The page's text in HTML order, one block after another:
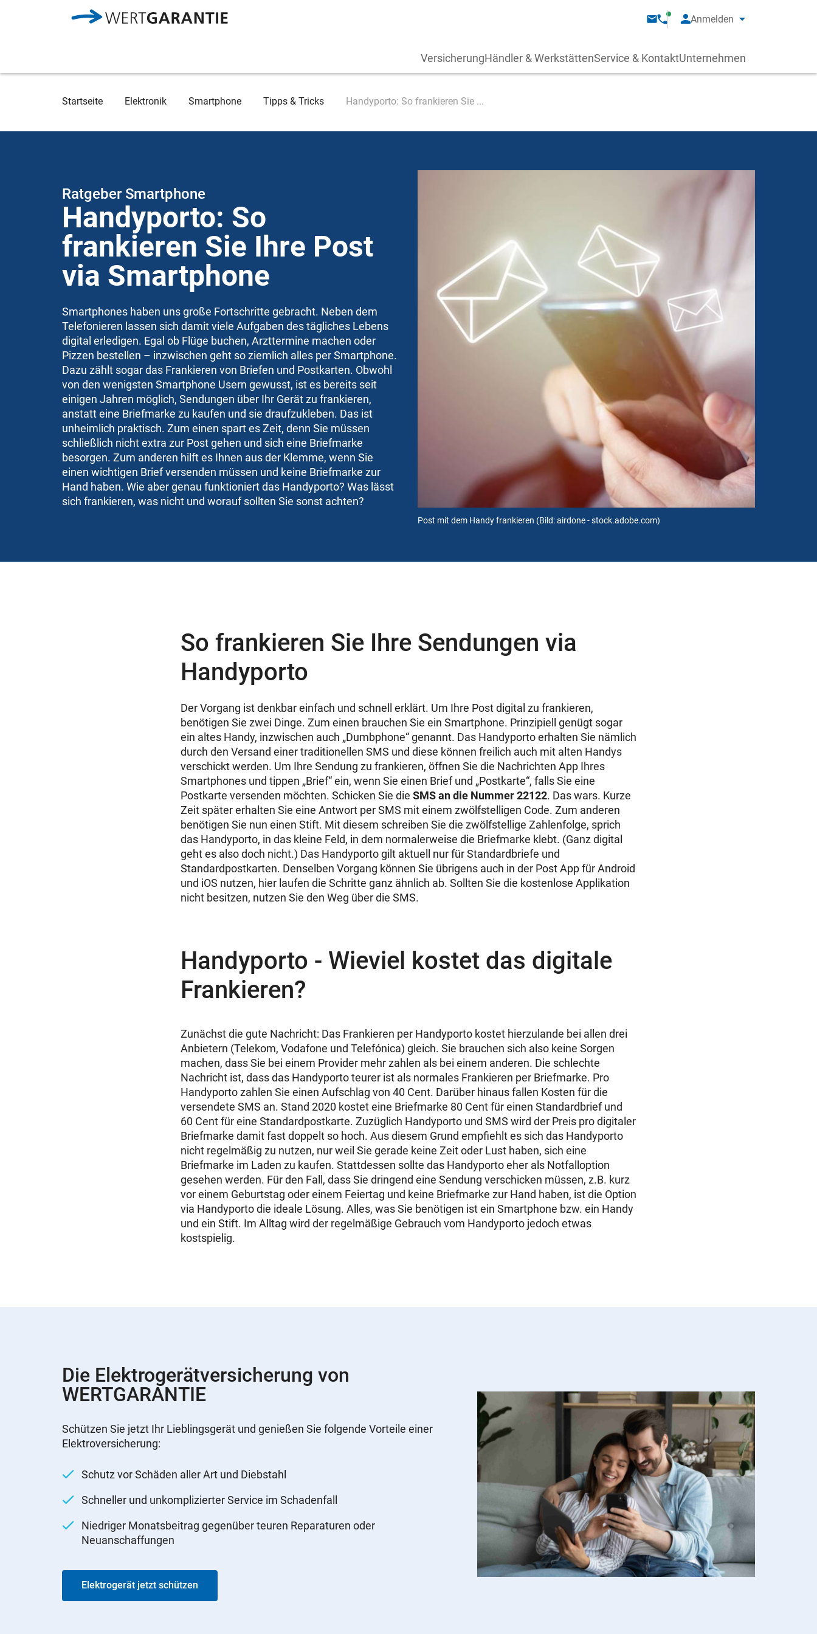
Anmelden
VersicherungHändler & WerkstättenService & KontaktUnternehmen
Breadcrumb
Startseite Elektronik Smartphone Tipps & Tricks Handyporto: So frankieren Sie ...
Post mit dem Handy frankieren (Bild: airdone - stock.adobe.com)
Ratgeber Smartphone
Handyporto: So
frankieren Sie Ihre Post
via Smartphone
Smartphones haben uns große Fortschritte gebracht. Neben dem
Telefonieren lassen sich damit viele Aufgaben des tägliches Lebens
digital erledigen. Egal ob Flüge buchen, Arzttermine machen oder
Pizzen bestellen – inzwischen geht so ziemlich alles per Smartphone.
Dazu zählt sogar das Frankieren von Briefen und Postkarten. Obwohl
von den wenigsten Smartphone Usern gewusst, ist es bereits seit
einigen Jahren möglich, Sendungen über Ihr Gerät zu frankieren,
anstatt eine Briefmarke zu kaufen und sie draufzukleben. Das ist
unheimlich praktisch. Zum einen spart es Zeit, denn Sie müssen
schließlich nicht extra zur Post gehen und sich eine Briefmarke
besorgen. Zum anderen hilft es Ihnen aus der Klemme, wenn Sie
einen wichtigen Brief versenden müssen und keine Briefmarke zur
Hand haben. Wie aber genau funktioniert das Handyporto? Was lässt
sich frankieren, was nicht und worauf sollten Sie sonst achten?
So frankieren Sie Ihre Sendungen via
Handyporto
Der Vorgang ist denkbar einfach und schnell erklärt. Um Ihre Post digital zu frankieren,
benötigen Sie zwei Dinge. Zum einen brauchen Sie ein Smartphone. Prinzipiell genügt sogar
ein altes Handy, inzwischen auch „Dumbphone“ genannt. Das Handyporto erhalten Sie nämlich
durch den Versand einer traditionellen SMS und diese können freilich auch mit alten Handys
verschickt werden. Um Ihre Sendung zu frankieren, öffnen Sie die Nachrichten App Ihres
Smartphones und tippen „Brief“ ein, wenn Sie einen Brief und „Postkarte“, falls Sie eine
Postkarte versenden möchten. Schicken Sie die SMS an die Nummer 22122. Das wars. Kurze
Zeit später erhalten Sie eine Antwort per SMS mit einem zwölfstelligen Code. Zum anderen
benötigen Sie nun einen Stift. Mit diesem schreiben Sie die zwölfstellige Zahlenfolge, sprich
das Handyporto, in das kleine Feld, in dem normalerweise die Briefmarke klebt. (Ganz digital
geht es also doch nicht.) Das Handyporto gilt aktuell nur für Standardbriefe und
Standardpostkarten. Denselben Vorgang können Sie übrigens auch in der Post App für Android
und iOS nutzen, hier laufen die Schritte ganz ähnlich ab. Sollten Sie die kostenlose Applikation
nicht besitzen, nutzen Sie den Weg über die SMS.
Handyporto - Wieviel kostet das digitale
Frankieren?
Zunächst die gute Nachricht: Das Frankieren per Handyporto kostet hierzulande bei allen drei
Anbietern (Telekom, Vodafone und Telefónica) gleich. Sie brauchen sich also keine Sorgen
machen, dass Sie bei einem Provider mehr zahlen als bei einem anderen. Die schlechte
Nachricht ist, dass das Handyporto teurer ist als normales Frankieren per Briefmarke. Pro
Handyporto zahlen Sie einen Aufschlag von 40 Cent. Darüber hinaus fallen Kosten für die
versendete SMS an. Stand 2020 kostet eine Briefmarke 80 Cent für einen Standardbrief und
60 Cent für eine Standardpostkarte. Zuzüglich Handyporto und SMS wird der Preis pro digitaler
Briefmarke damit fast doppelt so hoch. Aus diesem Grund empfiehlt es sich das Handyporto
nicht regelmäßig zu nutzen, nur weil Sie gerade keine Zeit oder Lust haben, sich eine
Briefmarke im Laden zu kaufen. Stattdessen sollte das Handyporto eher als Notfalloption
gesehen werden. Für den Fall, dass Sie dringend eine Sendung verschicken müssen, z.B. kurz
vor einem Geburtstag oder einem Feiertag und keine Briefmarke zur Hand haben, ist die Option
via Handyporto die ideale Lösung. Alles, was Sie benötigen ist ein Smartphone bzw. ein Handy
und ein Stift. Im Alltag wird der regelmäßige Gebrauch vom Handyporto jedoch etwas
kostspielig.
Die Elektrogerätversicherung von
WERTGARANTIE
Schützen Sie jetzt Ihr Lieblingsgerät und genießen Sie folgende Vorteile einer
Elektroversicherung:
Schutz vor Schäden aller Art und Diebstahl
Schneller und unkomplizierter Service im Schadenfall
Niedriger Monatsbeitrag gegenüber teuren Reparaturen oder
Neuanschaffungen
Elektrogerät jetzt schützen